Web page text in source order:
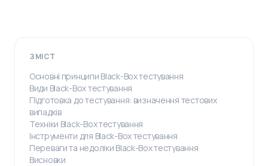
ЗМІСТ
Основні принципи Black-Box тестування
Види Black-Box тестування
Підготовка до тестування: визначення тестових
випадків
Техніки Black-Box тестування
Інструменти для Black-Box тестування
Переваги та недоліки Black-Box тестування
Висновки